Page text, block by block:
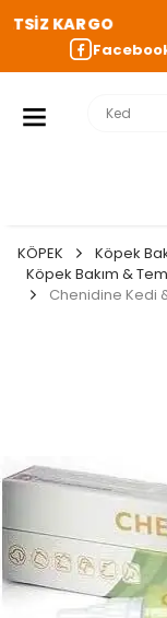
KARGO
KÖPEK
Köpek
Köpek Bakım &
Chenidine Kedi